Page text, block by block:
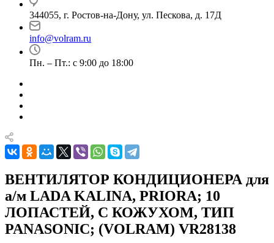
344055, г. Ростов-на-Дону, ул. Пескова, д. 17Д
info@volram.ru
Пн. – Пт.: с 9:00 до 18:00
ВЕНТИЛЯТОР КОНДИЦИОНЕРА для
а/м LADA KALINA, PRIORA; 10
ЛОПАСТЕЙ, С КОЖУХОМ, ТИП
PANASONIC; (VOLRAM) VR28138